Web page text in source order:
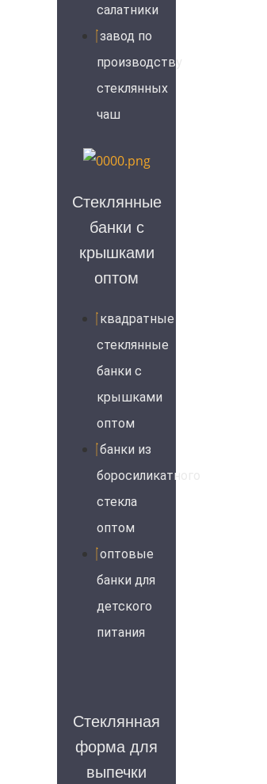
салатники
завод по
производству
стеклянных
чаш
Стеклянные
банки с
крышками
оптом
квадратные
стеклянные
банки с
крышками
оптом
банки из
боросиликатного
стекла
оптом
оптовые
банки для
детского
питания
Стеклянная
форма для
выпечки